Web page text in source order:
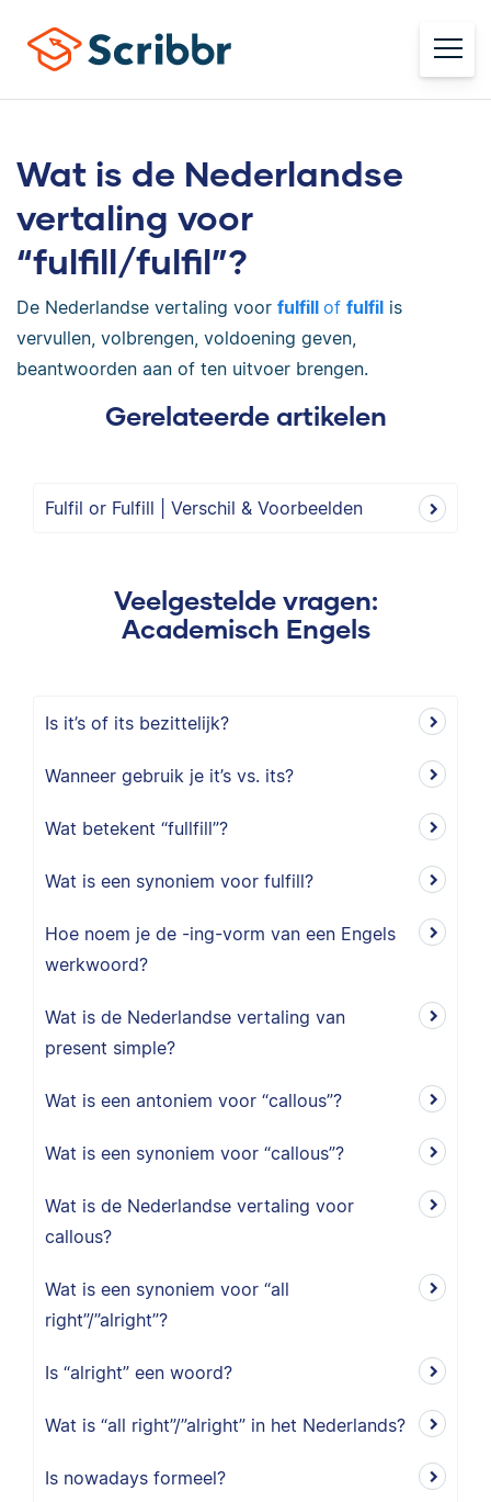
Wat is de Nederlandse
vertaling voor
“fulfill/fulfil”?
De Nederlandse vertaling voor fulfill of fulfil is
vervullen, volbrengen, voldoening geven,
beantwoorden aan of ten uitvoer brengen.
Gerelateerde artikelen
Fulfil or Fulfill | Verschil & Voorbeelden
Veelgestelde vragen:
Academisch Engels
Is it’s of its bezittelijk?
Wanneer gebruik je it’s vs. its?
Wat betekent “fullfill”?
Wat is een synoniem voor fulfill?
Hoe noem je de -ing-vorm van een Engels
werkwoord?
Wat is de Nederlandse vertaling van
present simple?
Wat is een antoniem voor “callous”?
Wat is een synoniem voor “callous”?
Wat is de Nederlandse vertaling voor
callous?
Wat is een synoniem voor “all
right”/”alright”?
Is “alright” een woord?
Wat is “all right”/”alright” in het Nederlands?
Is nowadays formeel?